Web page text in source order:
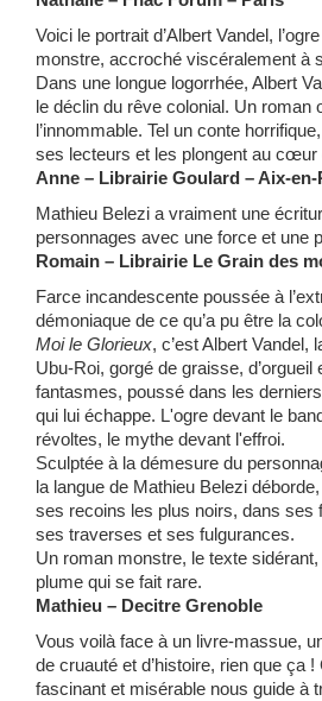
Voici le portrait d’Albert Vandel,
monstre, accroché viscéralement à
Dans une longue logorrhée, Albert
le déclin du rêve colonial. Un roman
l’innommable. Tel un conte
ses lecteurs et les plongent au
Anne – Librairie Goulard – Aix-en-
Mathieu Belezi a vraiment une
personnages avec une force et une
Romain – Librairie Le Grain des
Farce incandescente poussée à
démoniaque de ce qu’a pu être la
Moi le Glorieux, c’est Albert Vandel,
Ubu-Roi, gorgé de graisse,
fantasmes, poussé dans les
qui lui échappe. L'ogre devant le
révoltes, le mythe devant l'effroi.
Sculptée à la démesure du
la langue de Mathieu Belezi
ses recoins les plus noirs, dans ses
ses traverses et ses fulgurances.
Un roman monstre, le texte
plume qui se fait rare.
Mathieu – Decitre Grenoble
Vous voilà face à un livre-massue,
de cruauté et d’histoire, rien que ça
fascinant et misérable nous guide à